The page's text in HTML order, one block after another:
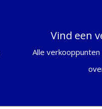
Vind een
Alle